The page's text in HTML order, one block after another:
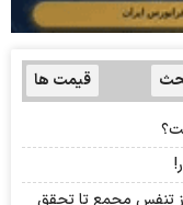
قیمت ها
مجامع بورسی ۱۵ و ۱۷ مرداد ۱۴۰۵ | از تنفس مجمع تا تحقق